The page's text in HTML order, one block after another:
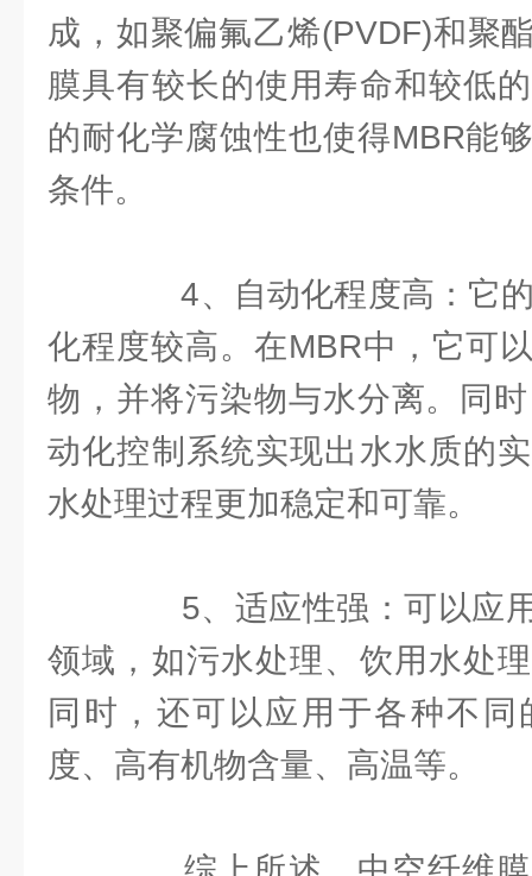
成，如聚偏氟乙烯(PVDF)和聚
膜具有较长的使用寿命和较低
的耐化学腐蚀性也使得MBR能
条件。
4、自动化程度高：它的
化程度较高。在MBR中，它可
物，并将污染物与水分离。同
动化控制系统实现出水水质的
水处理过程更加稳定和可靠。
5、适应性强：可以应用
领域，如污水处理、饮用水处
同时，还可以应用于各种不
度、高有机物含量、高温等。